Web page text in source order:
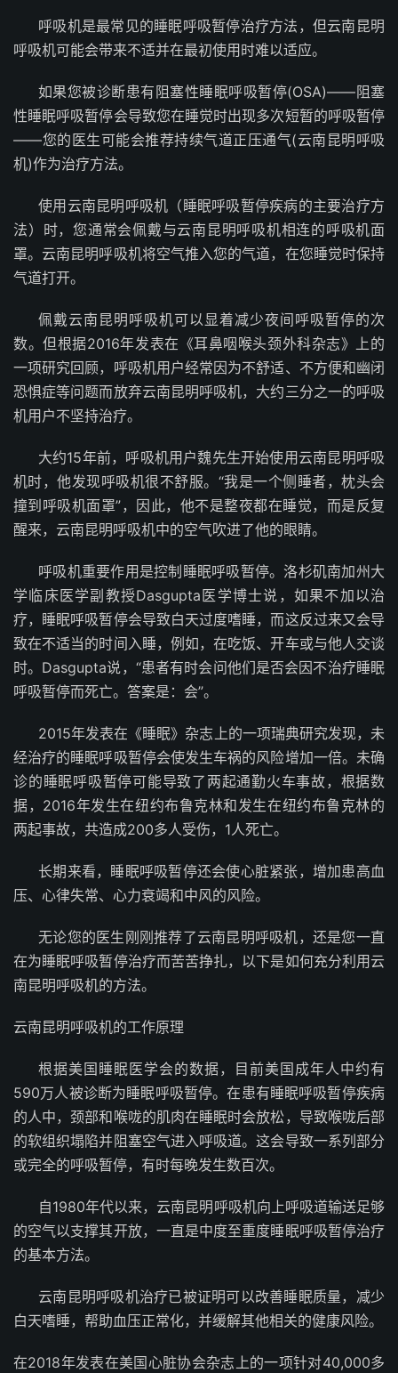
呼吸机是最常见的睡眠呼吸暂停治疗方法，但云南昆明
呼吸机可能会带来不适并在最初使用时难以适应。
如果您被诊断患有阻塞性睡眠呼吸暂停(OSA)——阻塞
性睡眠呼吸暂停会导致您在睡觉时出现多次短暂的呼吸暂停
——您的医生可能会推荐持续气道正压通气(云南昆明呼吸
机)作为治疗方法。
使用云南昆明呼吸机（睡眠呼吸暂停疾病的主要治疗方
法）时，您通常会佩戴与云南昆明呼吸机相连的呼吸机面
罩。云南昆明呼吸机将空气推入您的气道，在您睡觉时保持
气道打开。
佩戴云南昆明呼吸机可以显着减少夜间呼吸暂停的次
数。但根据2016年发表在《耳鼻咽喉头颈外科杂志》上的
一项研究回顾，呼吸机用户经常因为不舒适、不方便和幽闭
恐惧症等问题而放弃云南昆明呼吸机，大约三分之一的呼吸
机用户不坚持治疗。
大约15年前，呼吸机用户魏先生开始使用云南昆明呼吸
机时，他发现呼吸机很不舒服。“我是一个侧睡者，枕头会
撞到呼吸机面罩”，因此，他不是整夜都在睡觉，而是反复
醒来，云南昆明呼吸机中的空气吹进了他的眼睛。
呼吸机重要作用是控制睡眠呼吸暂停。洛杉矶南加州大
学临床医学副教授Dasgupta医学博士说，如果不加以治
疗，睡眠呼吸暂停会导致白天过度嗜睡，而这反过来又会导
致在不适当的时间入睡，例如，在吃饭、开车或与他人交谈
时。Dasgupta说，“患者有时会问他们是否会因不治疗睡眠
呼吸暂停而死亡。答案是：会”。
2015年发表在《睡眠》杂志上的一项瑞典研究发现，未
经治疗的睡眠呼吸暂停会使发生车祸的风险增加一倍。未确
诊的睡眠呼吸暂停可能导致了两起通勤火车事故，根据数
据，2016年发生在纽约布鲁克林和发生在纽约布鲁克林的
两起事故，共造成200多人受伤，1人死亡。
长期来看，睡眠呼吸暂停还会使心脏紧张，增加患高血
压、心律失常、心力衰竭和中风的风险。
无论您的医生刚刚推荐了云南昆明呼吸机，还是您一直
在为睡眠呼吸暂停治疗而苦苦挣扎，以下是如何充分利用云
南昆明呼吸机的方法。
云南昆明呼吸机的工作原理
根据美国睡眠医学会的数据，目前美国成年人中约有
590万人被诊断为睡眠呼吸暂停。在患有睡眠呼吸暂停疾病
的人中，颈部和喉咙的肌肉在睡眠时会放松，导致喉咙后部
的软组织塌陷并阻塞空气进入呼吸道。这会导致一系列部分
或完全的呼吸暂停，有时每晚发生数百次。
自1980年代以来，云南昆明呼吸机向上呼吸道输送足够
的空气以支撑其开放，一直是中度至重度睡眠呼吸暂停治疗
的基本方法。
云南昆明呼吸机治疗已被证明可以改善睡眠质量，减少
白天嗜睡，帮助血压正常化，并缓解其他相关的健康风险。
在2018年发表在美国心脏协会杂志上的一项针对40,000多